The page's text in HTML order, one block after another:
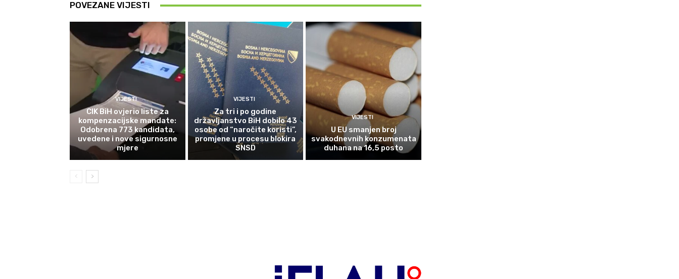
POVEZANE VIJESTI
VIJESTI
CIK BiH ovjerio liste za
kompenzacijske mandate:
Odobrena 773 kandidata,
uvedene i nove sigurnosne
mjere
VIJESTI
Za tri i po godine
državljanstvo BiH dobilo 43
osobe od “naročite koristi”,
promjene u procesu blokira
SNSD
VIJESTI
U EU smanjen broj
svakodnevnih konzumenata
duhana na 16,5 posto